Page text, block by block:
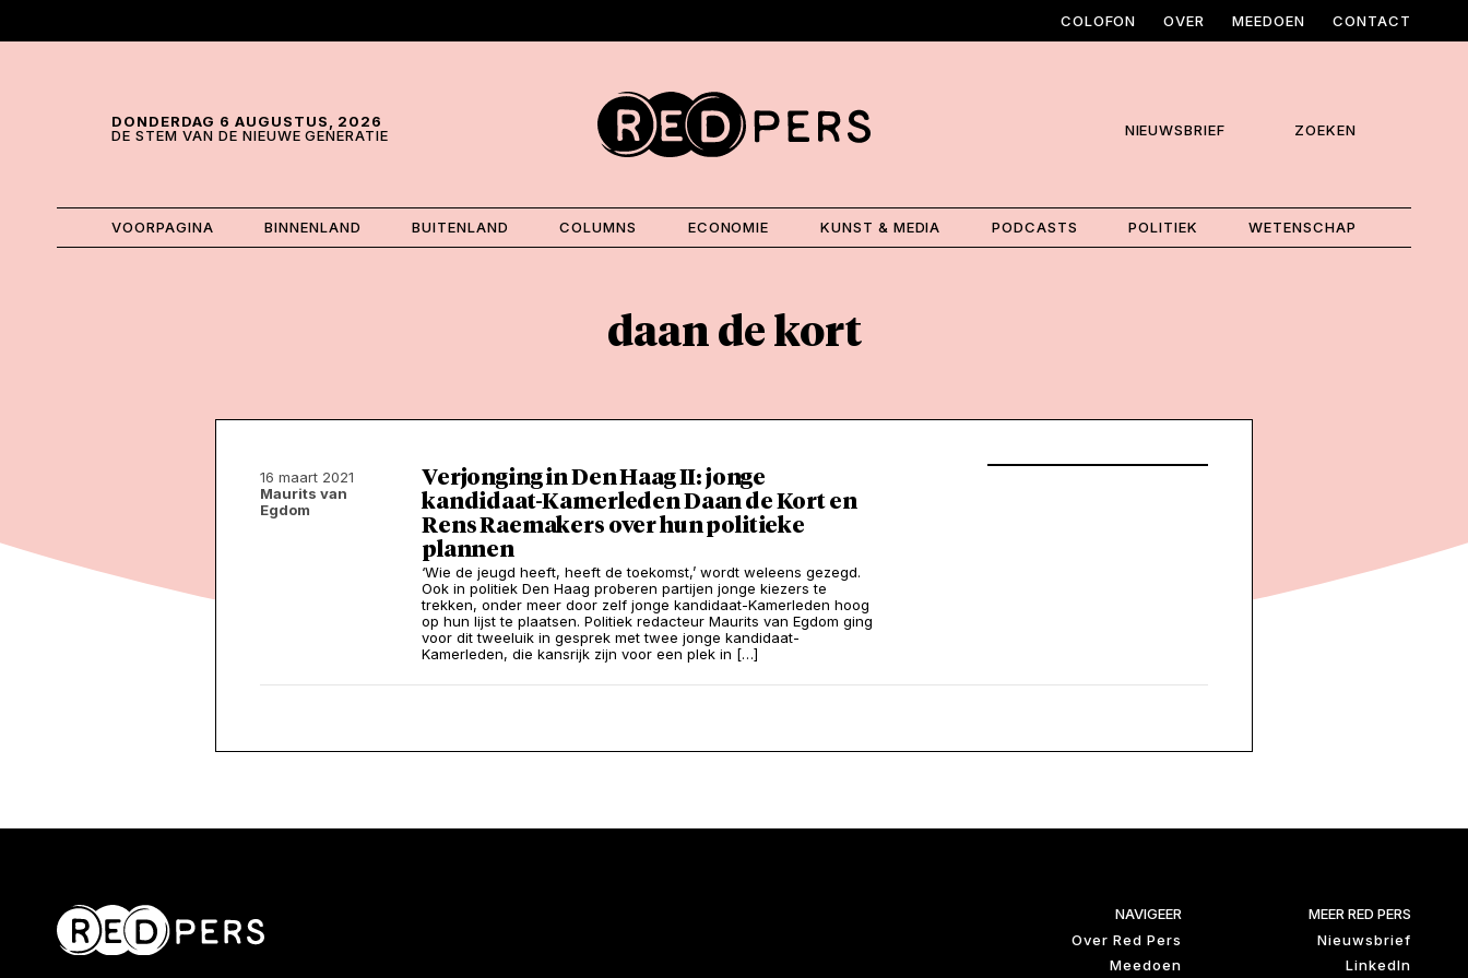
COLOFON OVER MEEDOEN CONTACT
DONDERDAG 6 AUGUSTUS, 2026
DE STEM VAN DE NIEUWE GENERATIE
NIEUWSBRIEF ZOEKEN
VOORPAGINA BINNENLAND BUITENLAND COLUMNS ECONOMIE KUNST & MEDIA PODCASTS POLITIEK WETENSCHAP
daan de kort
16 maart 2021
Maurits van
Egdom
Verjonging in Den Haag II: jonge
kandidaat-Kamerleden Daan de Kort en
Rens Raemakers over hun politieke
plannen
‘Wie de jeugd heeft, heeft de toekomst,’ wordt weleens gezegd.
Ook in politiek Den Haag proberen partijen jonge kiezers te
trekken, onder meer door zelf jonge kandidaat-Kamerleden hoog
op hun lijst te plaatsen. Politiek redacteur Maurits van Egdom ging
voor dit tweeluik in gesprek met twee jonge kandidaat-
Kamerleden, die kansrijk zijn voor een plek in […]
NAVIGEER
Over Red Pers
Meedoen
MEER RED PERS
Nieuwsbrief
LinkedIn